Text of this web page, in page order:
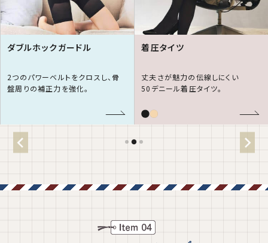
ダブルホックガードル
2つのパワーベルトをクロスし、骨
盤周りの補正力を強化。
着圧タイツ
丈夫さが魅力の伝線しにくい
50デニール着圧タイツ。